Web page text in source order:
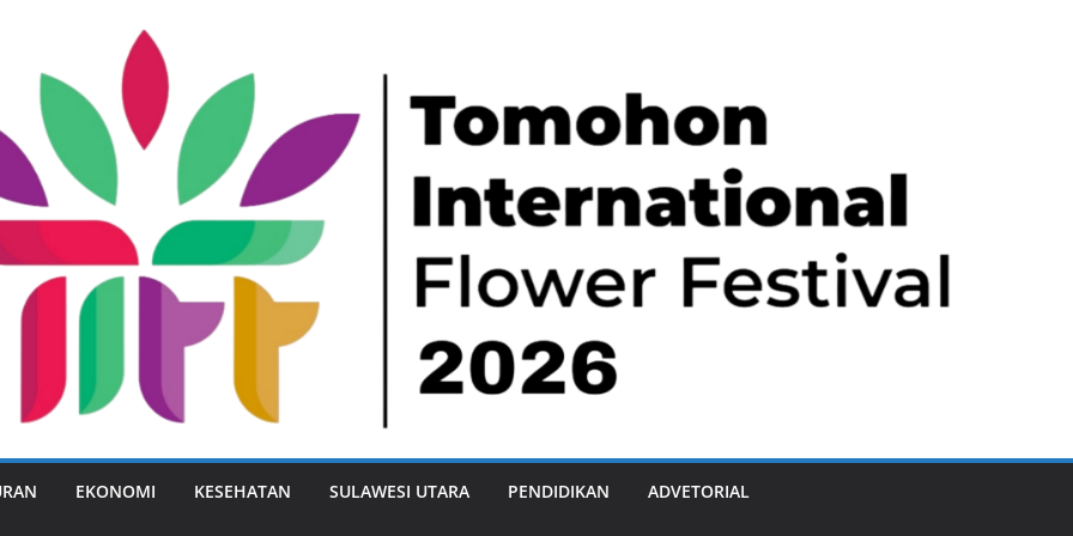
EKONOMI KESEHATAN SULAWESI UTARA PENDIDIKAN ADVETORIAL